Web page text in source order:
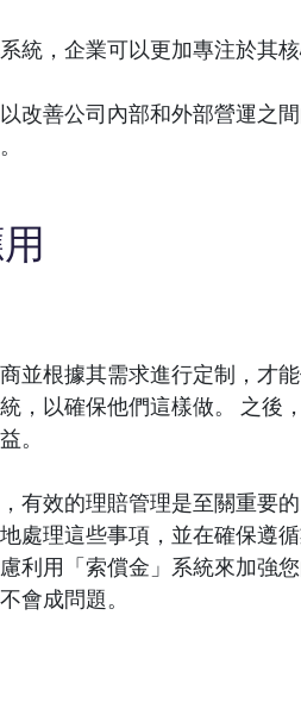
統，企業可以更加專注於其核
改善公司內部和外部營運之
並根據其需求進行定制，才
，以確保他們這樣做。 之後
。
有效的理賠管理是至關重要
處理這些事項，並在確保遵
利用「索償金」系統來加強
會成問題。